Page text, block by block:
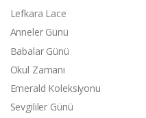
Lefkara Lace
Anneler Günü
Babalar Günü
Okul Zamanı
Emerald Koleksiyonu
Sevgililer Günü